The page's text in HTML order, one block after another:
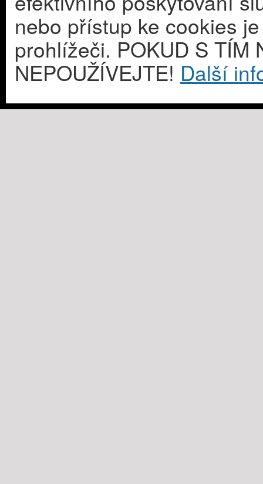
nebo přístup ke cookies
prohlížeči. POKUD S TÍM
NEPOUŽÍVEJTE! Další